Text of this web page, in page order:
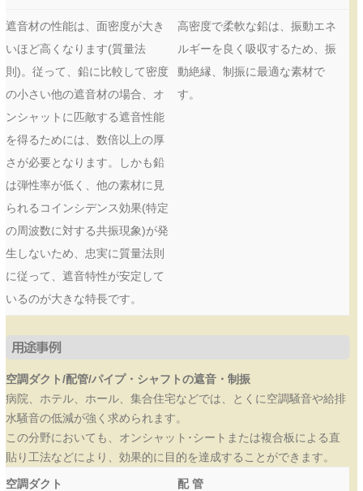
遮音材の性能は、面密度が大き
いほど高くなります(質量法
則)。従って、鉛に比較して密度
の小さい他の遮音材の場合、オ
ンシャットに匹敵する遮音性能
を得るためには、数倍以上の厚
さが必要となります。しかも鉛
は弾性率が低く、他の素材に見
られるコインシデンス効果(特定
の周波数に対する共振現象)が発
生しないため、忠実に質量法則
に従って、遮音特性が安定して
いるのが大きな特長です。
高密度で柔軟な鉛は、振動エネ
ルギーを良く吸収するため、振
動絶縁、制振に最適な素材で
す。
用途事例
空調ダクト/配管/パイプ・シャフトの遮音・制振
病院、ホテル、ホール、集合住宅などでは、とくに空調騒音や給排
水騒音の低減が強く求められます。
この分野においても、オンシャット･シートまたは複合板による直
貼り工法などにより、効果的に目的を達成することができます。
空調ダクト 配 管